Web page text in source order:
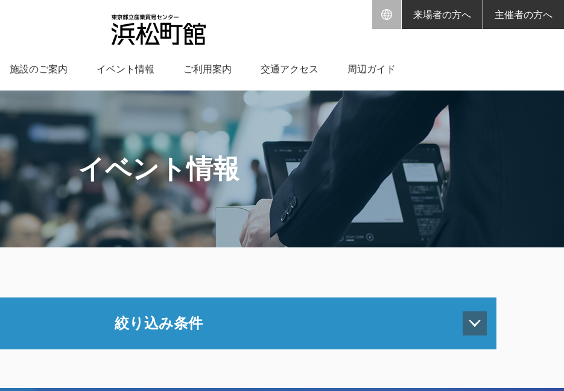
来場者の方へ 主催者の方へ
施設のご案内 イベント情報 ご利用案内 交通アクセス 周辺ガイド
イベント情報
絞り込み条件